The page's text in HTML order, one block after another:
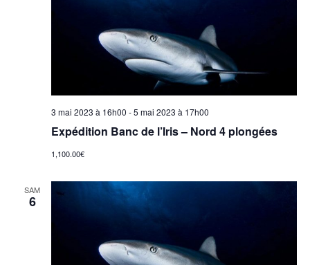
3 mai 2023 à 16h00 -5 mai 2023 à 17h00
Expédition Banc de l’Iris – Nord 4 plongées
1,100.00€
SAM
6